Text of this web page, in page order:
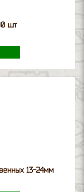
шт
13-24мм